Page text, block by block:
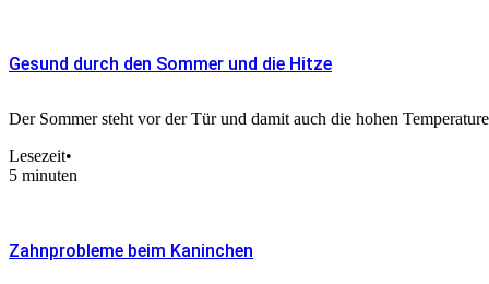
Gesund durch den Sommer und die Hitze
Der Sommer steht vor der Tür und damit auch die hohen
Lesezeit•
5 minuten
Zahnprobleme beim Kaninchen